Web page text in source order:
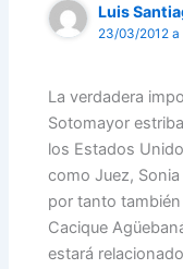
Luis
23/03/2012 a
La verdadera
Sotomayor
los Estados
como Juez,
por tanto también
Cacique
estará